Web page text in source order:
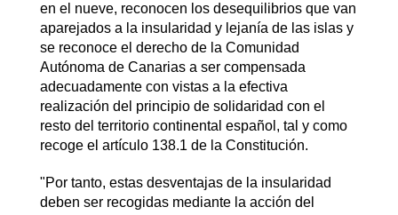
en el nueve, reconocen los desequilibrios que van
aparejados a la insularidad y lejanía de las islas y
se reconoce el derecho de la Comunidad
Autónoma de Canarias a ser compensada
adecuadamente con vistas a la efectiva
realización del principio de solidaridad con el
resto del territorio continental español, tal y como
recoge el artículo 138.1 de la Constitución.
"Por tanto, estas desventajas de la insularidad
deben ser recogidas mediante la acción del